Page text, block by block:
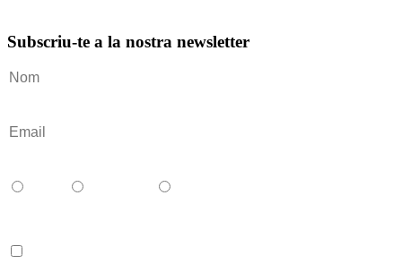
Subscriu-te a la nostra newsletter